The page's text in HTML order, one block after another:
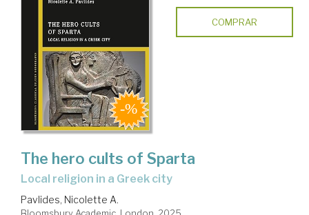
COMPRAR
The hero cults of Sparta
local religion in a Greek city
Pavlides, Nicolette A.